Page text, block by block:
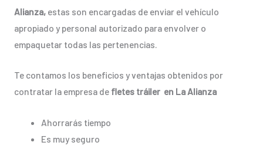
Alianza,estas son encargadas de enviar el vehículo
apropiado y personal autorizado para envolver o
empaquetar todas las pertenencias.
Te contamos los beneficios y ventajas obtenidos por
contratar la empresa de fletes tráiler en La Alianza
Ahorrarás tiempo
Es muy seguro